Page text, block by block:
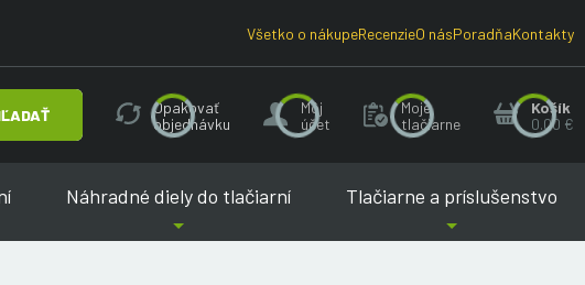
Všetko o nákupeRecenzieO násPoradňaKontakty
Opakovať
objednávku
Môj
účet
Moje
tlačiarne
Košík
0.00 €
Náhradné diely do tlačiarní Tlačiarne a príslušenstvo